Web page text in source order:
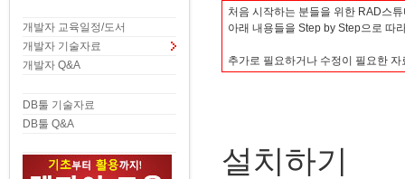
개발자 교육일정/도서
개발자 기술자료
개발자 Q&A
DB툴 기술자료
DB툴 Q&A
처음 시작하는 분들을 위한 RAD스
아래 내용들을 Step by Step으로 따
추가로 필요하거나 수정이
설치하기